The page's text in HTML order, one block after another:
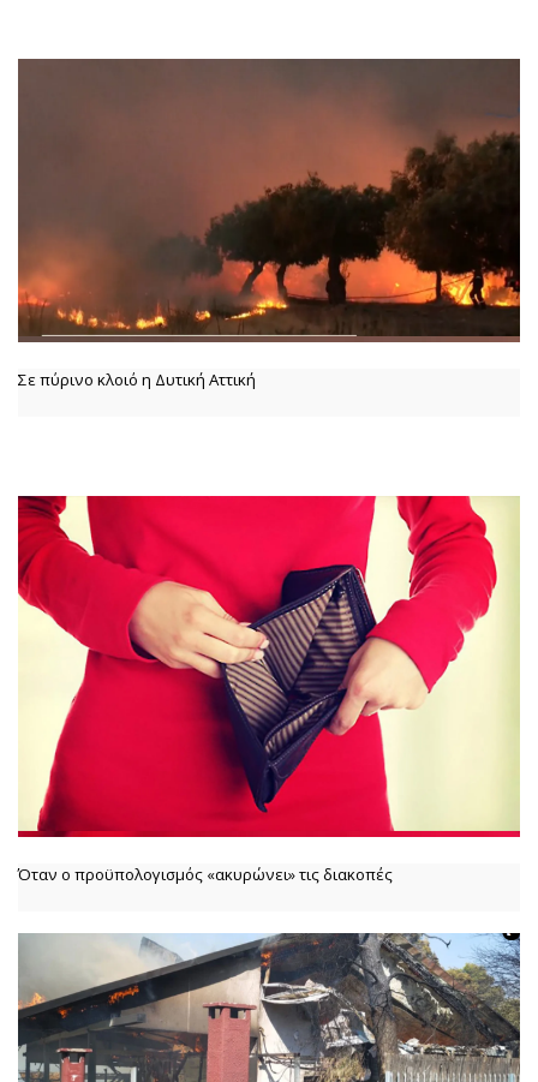
Σε πύρινο κλοιό η Δυτική Αττική
Όταν ο προϋπολογισμός «ακυρώνει» τις διακοπές